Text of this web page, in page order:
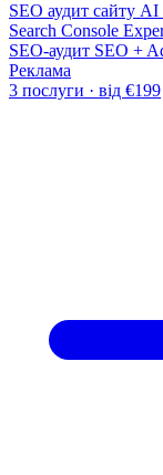
SEO аудит сайту AI
Search Console
SEO-аудит SEO +
Реклама
3 послуги · від €199